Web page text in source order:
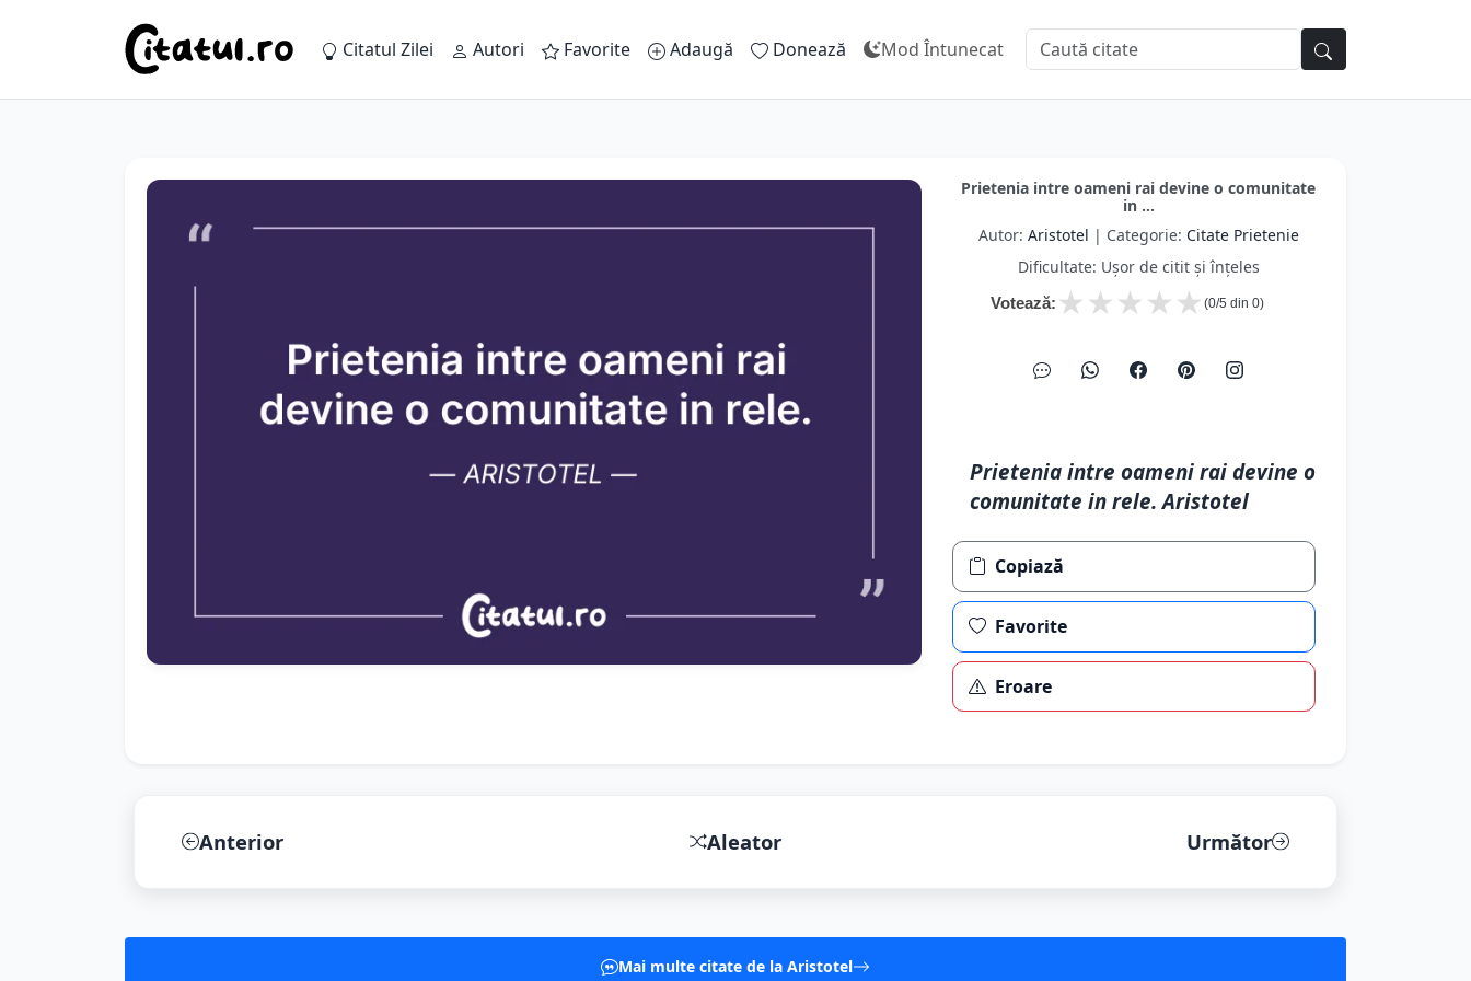
Citatul Zilei Autori Favorite Adaugă Donează Mod Întunecat
Prietenia intre oameni rai devine o comunitate
in ...
Autor: Aristotel | Categorie: Citate Prietenie
Dificultate: Ușor de citit și înțeles
Votează: ★
★
★
★
★ (0/5 din 0)
Prietenia intre oameni rai devine o
comunitate in rele. Aristotel
Copiază
Favorite
Eroare
Anterior Aleator Următor
Mai multe citate de la Aristotel